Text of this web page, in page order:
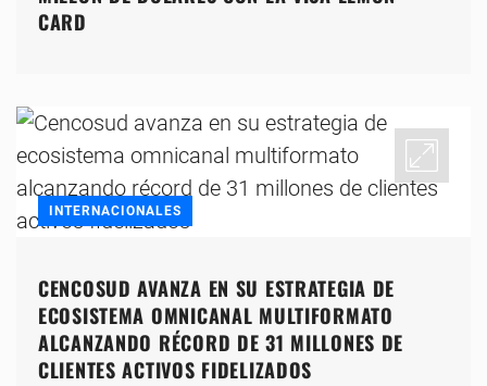
CARD
INTERNACIONALES
CENCOSUD AVANZA EN SU ESTRATEGIA DE
ECOSISTEMA OMNICANAL MULTIFORMATO
ALCANZANDO RÉCORD DE 31 MILLONES DE
CLIENTES ACTIVOS FIDELIZADOS